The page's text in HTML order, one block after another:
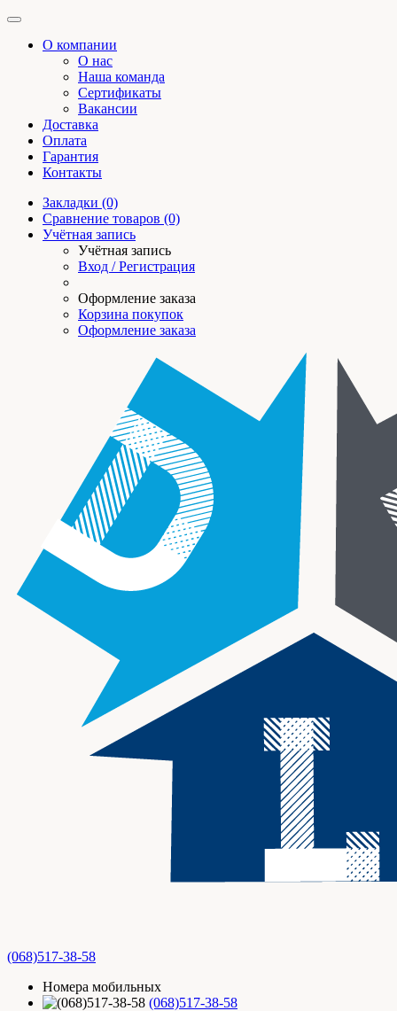
О компании
О нас
Наша команда
Сертификаты
Вакансии
Доставка
Оплата
Гарантия
Контакты
Закладки (0)
Сравнение товаров (0)
Учётная запись
Учётная запись
Вход / Регистрация
Оформление заказа
Корзина покупок
Оформление заказа
(068)517-38-58
Номера мобильных
(068)517-38-58